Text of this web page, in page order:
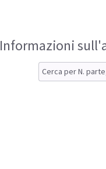
Informazioni